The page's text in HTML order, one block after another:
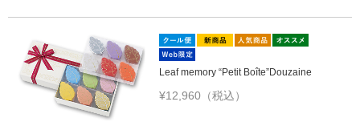
Leaf memory “Petit Boîte”Douzaine
¥12,960（税込）